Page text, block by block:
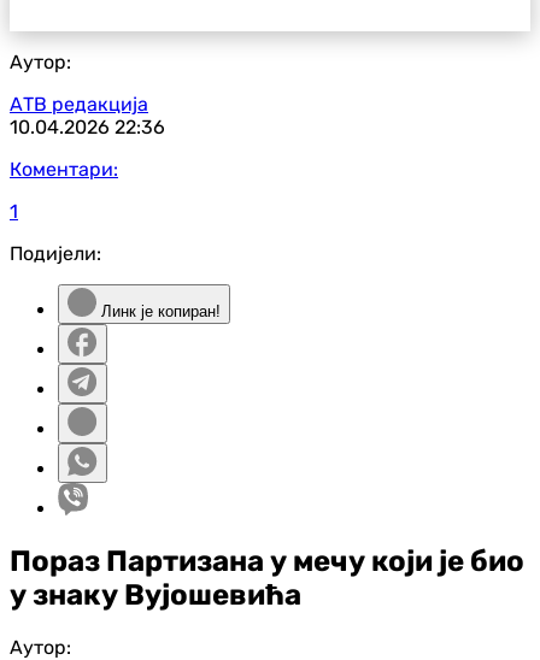
Аутор:
АТВ редакција
10.04.2026 22:36
Коментари:
1
Подијели:
Линк је копиран!
Пораз Партизана у мечу који је био
у знаку Вујошевића
Аутор: